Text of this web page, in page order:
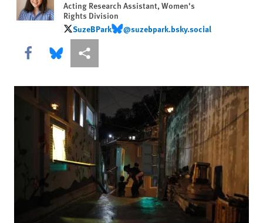
Acting Research Assistant, Women's
Rights Division
SuzeBPark
SuzeBPark@suzebpark.bsky.social
@suzebpark.bsky.social
Share this via Facebook
Share this via Bluesky
More sharing options